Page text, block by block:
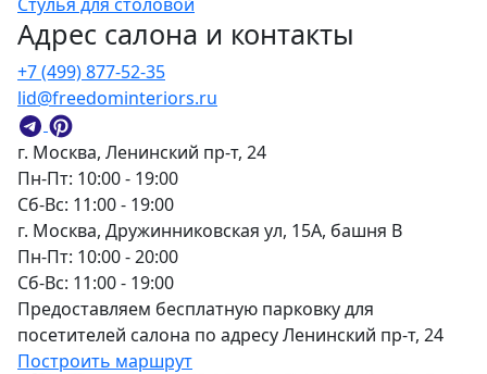
Адрес салона и контакты
г. Москва, Ленинский пр-т, 24
Пн-Пт: 10:00 - 19:00
Сб-Вс: 11:00 - 19:00
г. Москва, Дружинниковская ул, 15А, башня В
Пн-Пт: 10:00 - 20:00
Сб-Вс: 11:00 - 19:00
Предоставляем бесплатную парковку для
посетителей салона по адресу Ленинский пр-т, 24
Построить маршрут
+7 (499) 877-52-35
lid@freedominteriors.ru